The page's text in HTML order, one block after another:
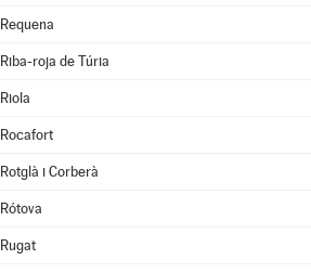
Requena
Riba-roja de Túria
Riola
Rocafort
Rotglà i Corberà
Rótova
Rugat